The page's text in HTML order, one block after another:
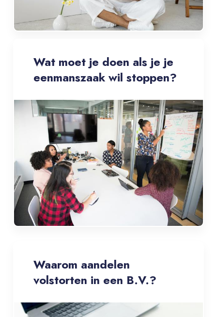
Wat moet je doen als je je
eenmanszaak wil stoppen?
Waarom aandelen
volstorten in een B.V.?